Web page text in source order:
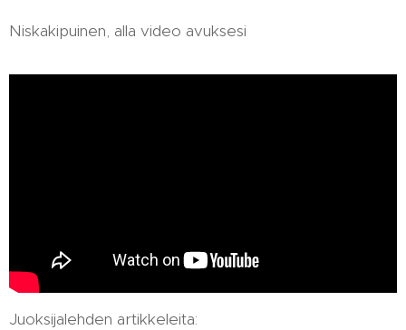
Niskakipuinen, alla video avuksesi
Juoksijalehden artikkeleita: